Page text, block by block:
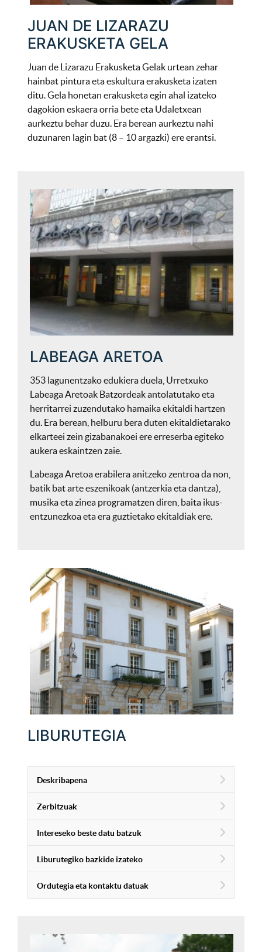
JUAN DE LIZARAZU
ERAKUSKETA GELA
Juan de Lizarazu Erakusketa Gelak urtean zehar
hainbat pintura eta eskultura erakusketa izaten
ditu. Gela honetan erakusketa egin ahal izateko
dagokion eskaera orria bete eta Udaletxean
aurkeztu behar duzu. Era berean aurkeztu nahi
duzunaren lagin bat (8 – 10 argazki) ere erantsi.
LABEAGA ARETOA
353 lagunentzako edukiera duela, Urretxuko
Labeaga Aretoak Batzordeak antolatutako eta
herritarrei zuzendutako hamaika ekitaldi hartzen
du. Era berean, helburu bera duten ekitaldietarako
elkarteei zein gizabanakoei ere erreserba egiteko
aukera eskaintzen zaie.
Labeaga Aretoa erabilera anitzeko zentroa da non,
batik bat arte eszenikoak (antzerkia eta dantza),
musika eta zinea programatzen diren, baita ikus-
entzunezkoa eta era guztietako ekitaldiak ere.
LIBURUTEGIA
Deskribapena
Zerbitzuak
Intereseko beste datu batzuk
Liburutegiko bazkide izateko
Ordutegia eta kontaktu datuak